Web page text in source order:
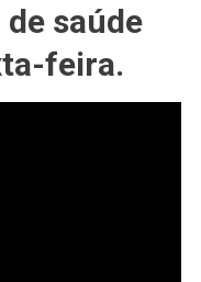
saúde
feira.